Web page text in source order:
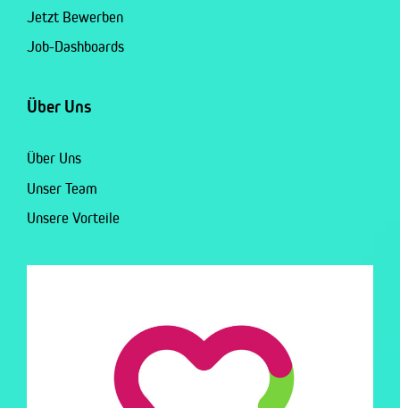
Jetzt Bewerben
Job-Dashboards
Über Uns
Über Uns
Unser Team
Unsere Vorteile